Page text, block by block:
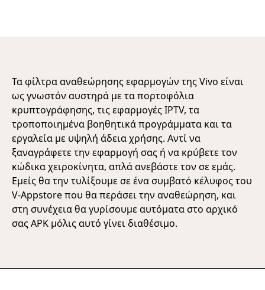
Τα φίλτρα αναθεώρησης εφαρμογών της Vivo είναι
ως γνωστόν αυστηρά με τα πορτοφόλια
κρυπτογράφησης, τις εφαρμογές IPTV, τα
τροποποιημένα βοηθητικά προγράμματα και τα
εργαλεία με υψηλή άδεια χρήσης. Αντί να
ξαναγράφετε την εφαρμογή σας ή να κρύβετε τον
κώδικα χειροκίνητα, απλά ανεβάστε τον σε εμάς.
Εμείς θα την τυλίξουμε σε ένα συμβατό κέλυφος του
V-Appstore που θα περάσει την αναθεώρηση, και
στη συνέχεια θα γυρίσουμε αυτόματα στο αρχικό
σας APK μόλις αυτό γίνει διαθέσιμο.